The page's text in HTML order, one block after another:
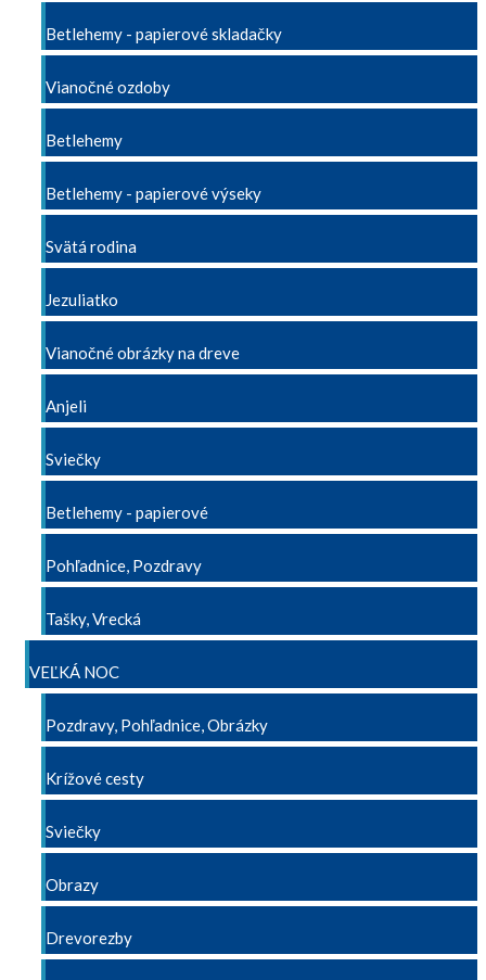
Betlehemy - papierové skladačky
Vianočné ozdoby
Betlehemy
Betlehemy - papierové výseky
Svätá rodina
Jezuliatko
Vianočné obrázky na dreve
Anjeli
Sviečky
Betlehemy - papierové
Pohľadnice, Pozdravy
Tašky, Vrecká
VEĽKÁ NOC
Pozdravy, Pohľadnice, Obrázky
Krížové cesty
Sviečky
Obrazy
Drevorezby